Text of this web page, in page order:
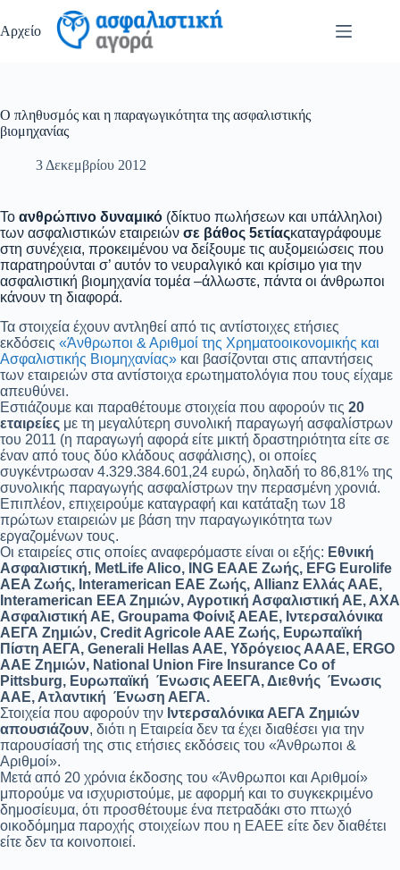
στο
περιεχόμενο
Αρχείο
Ο πληθυσμός και η παραγωγικότητα της ασφαλιστικής
βιομηχανίας
3 Δεκεμβρίου 2012
Το ανθρώπινο δυναμικό (δίκτυο πωλήσεων και υπάλληλοι)
των ασφαλιστικών εταιρειών σε βάθος 5ετίαςκαταγράφουμε
στη συνέχεια, προκειμένου να δείξουμε τις αυξομειώσεις που
παρατηρούνται σ’ αυτόν το νευραλγικό και κρίσιμο για την
ασφαλιστική βιομηχανία τομέα –άλλωστε, πάντα οι άνθρωποι
κάνουν τη διαφορά.
Τα στοιχεία έχουν αντληθεί από τις αντίστοιχες ετήσιες
εκδόσεις «Άνθρωποι & Αριθμοί της Χρηματοοικονομικής και
Ασφαλιστικής Βιομηχανίας» και βασίζονται στις απαντήσεις
των εταιρειών στα αντίστοιχα ερωτηματολόγια που τους είχαμε
απευθύνει.
Εστιάζουμε και παραθέτουμε στοιχεία που αφορούν τις 20
εταιρείες με τη μεγαλύτερη συνολική παραγωγή ασφαλίστρων
του 2011 (η παραγωγή αφορά είτε μικτή δραστηριότητα είτε σε
έναν από τους δύο κλάδους ασφάλισης), οι οποίες
συγκέντρωσαν 4.329.384.601,24 ευρώ, δηλαδή το 86,81% της
συνολικής παραγωγής ασφαλίστρων την περασμένη χρονιά.
Επιπλέον, επιχειρούμε καταγραφή και κατάταξη των 18
πρώτων εταιρειών με βάση την παραγωγικότητα των
εργαζομένων τους.
Οι εταιρείες στις οποίες αναφερόμαστε είναι οι εξής: Εθνική
Ασφαλιστική, MetLife Alico, ING EAAE Zωής, EFG Eurolife
AEA Ζωής, Interamerican EAE Ζωής, Allianz Ελλάς ΑΑΕ,
Interamerican EEA Ζημιών, Αγροτική Ασφαλιστική ΑΕ, ΑΧΑ
Ασφαλιστική ΑΕ, Groupama Φοίνιξ ΑΕΑΕ, Ιντερσαλόνικα
ΑΕΓΑ Ζημιών, Credit Agricole AAE Ζωής, Ευρωπαϊκή
Πίστη ΑΕΓΑ, Generali Hellas AAE, Υδρόγειος ΑΑΑΕ, ERGO
AAE Zημιών, National Union Fire Insurance Co of
Pittsburg, Ευρωπαϊκή Ένωσις ΑΕΕΓΑ, Διεθνής Ένωσις
ΑΑΕ, Ατλαντική Ένωση ΑΕΓΑ.
Στοιχεία που αφορούν την Ιντερσαλόνικα ΑΕΓΑ Ζημιών
απουσιάζουν, διότι η Εταιρεία δεν τα έχει διαθέσει για την
παρουσίασή της στις ετήσιες εκδόσεις του «Άνθρωποι &
Αριθμοί».
Μετά από 20 χρόνια έκδοσης του «Άνθρωποι και Αριθμοί»
μπορούμε να ισχυριστούμε, με αφορμή και το συγκεκριμένο
δημοσίευμα, ότι προσθέτουμε ένα πετραδάκι στο πτωχό
οικοδόμημα παροχής στοιχείων που η ΕΑΕΕ είτε δεν διαθέτει
είτε δεν τα κοινοποιεί.